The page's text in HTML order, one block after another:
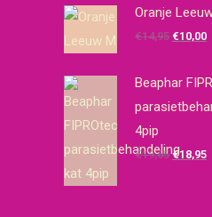
€10,00.
Oranje
€14,95
was:
€14,95.
€10,00
Beaphar
4pip
€19,65 €18,95